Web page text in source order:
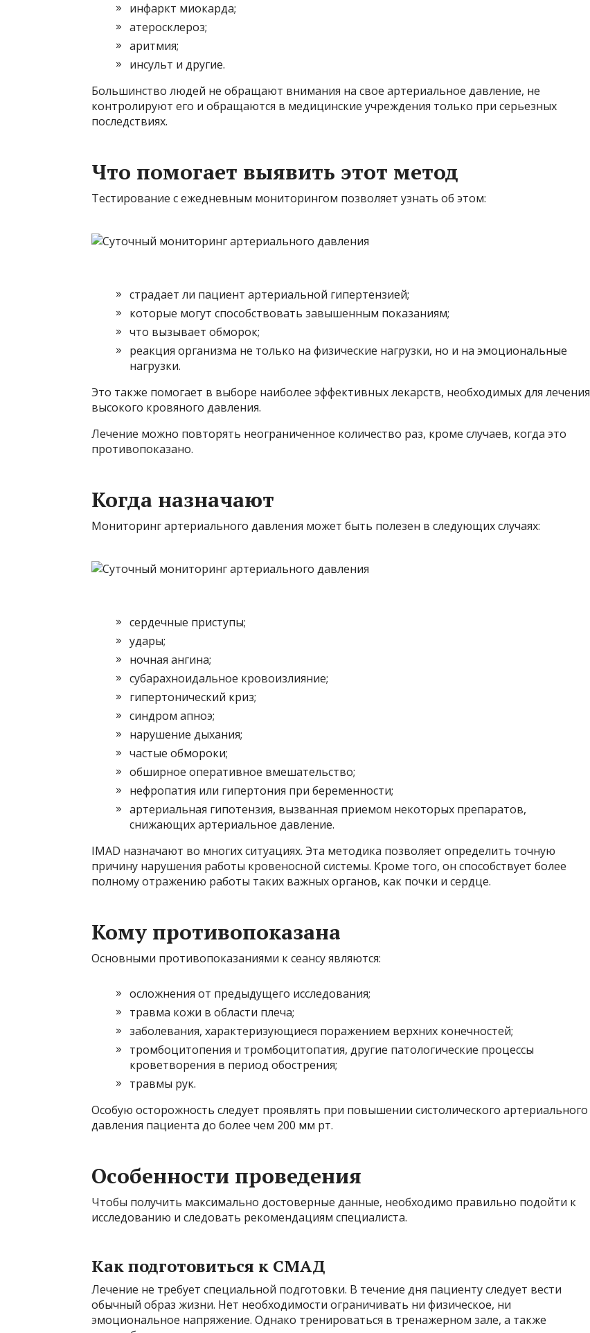
инфаркт миокарда;
атеросклероз;
аритмия;
инсульт и другие.
Большинство людей не обращают внимания на свое артериальное давление, не
контролируют его и обращаются в медицинские учреждения только при серьезных
последствиях.
Что помогает выявить этот метод
Тестирование с ежедневным мониторингом позволяет узнать об этом:
страдает ли пациент артериальной гипертензией;
которые могут способствовать завышенным показаниям;
что вызывает обморок;
реакция организма не только на физические нагрузки, но и на эмоциональные
нагрузки.
Это также помогает в выборе наиболее эффективных лекарств, необходимых для лечения
высокого кровяного давления.
Лечение можно повторять неограниченное количество раз, кроме случаев, когда это
противопоказано.
Когда назначают
Мониторинг артериального давления может быть полезен в следующих случаях:
сердечные приступы;
удары;
ночная ангина;
субарахноидальное кровоизлияние;
гипертонический криз;
синдром апноэ;
нарушение дыхания;
частые обмороки;
обширное оперативное вмешательство;
нефропатия или гипертония при беременности;
артериальная гипотензия, вызванная приемом некоторых препаратов,
снижающих артериальное давление.
IMAD назначают во многих ситуациях. Эта методика позволяет определить точную
причину нарушения работы кровеносной системы. Кроме того, он способствует более
полному отражению работы таких важных органов, как почки и сердце.
Кому противопоказана
Основными противопоказаниями к сеансу являются:
осложнения от предыдущего исследования;
травма кожи в области плеча;
заболевания, характеризующиеся поражением верхних конечностей;
тромбоцитопения и тромбоцитопатия, другие патологические процессы
кроветворения в период обострения;
травмы рук.
Особую осторожность следует проявлять при повышении систолического артериального
давления пациента до более чем 200 мм рт.
Особенности проведения
Чтобы получить максимально достоверные данные, необходимо правильно подойти к
исследованию и следовать рекомендациям специалиста.
Как подготовиться к СМАД
Лечение не требует специальной подготовки. В течение дня пациенту следует вести
обычный образ жизни. Нет необходимости ограничивать ни физическое, ни
эмоциональное напряжение. Однако тренироваться в тренажерном зале, а также